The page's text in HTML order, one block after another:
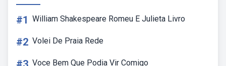
#1 William Shakespeare Romeu E Julieta Livro
#2 Volei De Praia Rede
Voce Bem Que Podia Vir Comigo